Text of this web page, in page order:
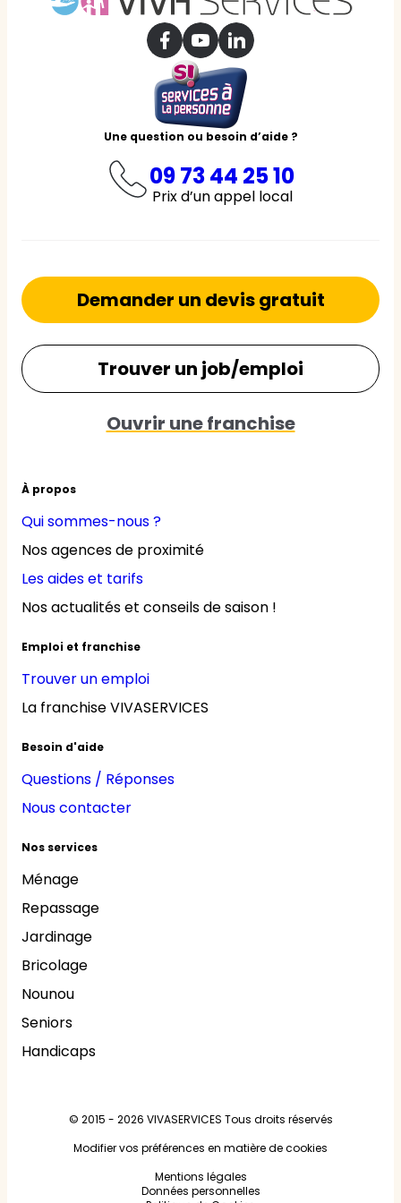
Une question ou besoin d’aide ?
09 73 44 25 10
Prix d’un appel local
À propos
Qui sommes-nous ?
Nos agences de proximité
Les aides et tarifs
Nos actualités et conseils de saison !
Emploi et franchise
Trouver un emploi
La franchise VIVASERVICES
Besoin d'aide
Questions / Réponses
Nous contacter
Nos services
Ménage
Repassage
Jardinage
Bricolage
Nounou
Seniors
Handicaps
Demander un devis gratuit
Trouver un job/emploi
Ouvrir une franchise
© 2015 - 2026 VIVASERVICES Tous droits réservés
Modifier vos préférences en matière de cookies
Mentions légales
Données personnelles